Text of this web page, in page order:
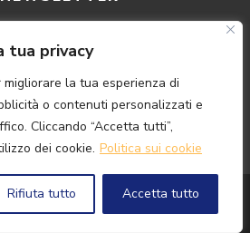
tua privacy
la tua esperienza di
o contenuti personalizzati e
Cliccando “Accetta tutti”,
dei cookie. Politica sui cookie
Rifiuta tutto Accetta tutto
ricevere le nostre ultime novità,
ArtEdizioni | P.IVA 04813630482
by{SP} Digital & Consulting